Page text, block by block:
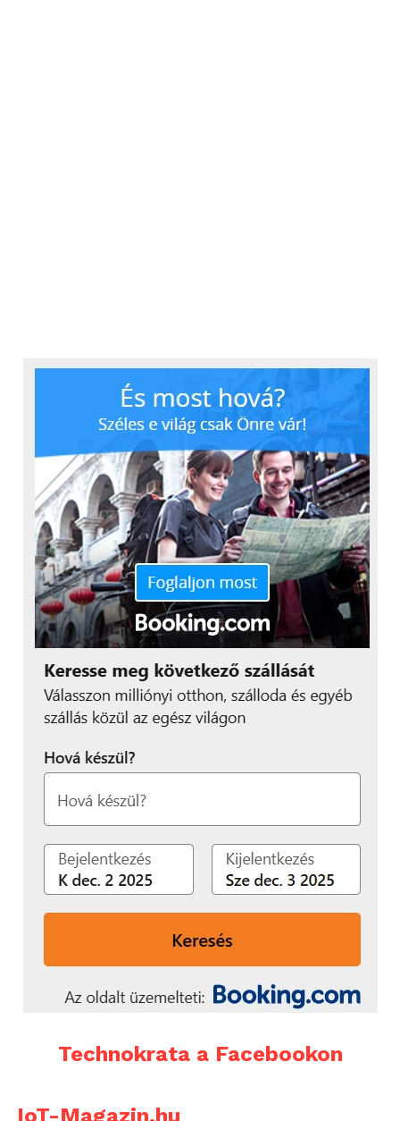
Technokrata a Facebookon
IoT-Magazin.hu